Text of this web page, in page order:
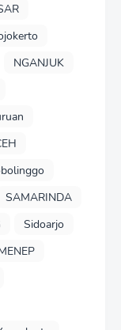
NGANJUK
SAMARINDA
Sidoarjo